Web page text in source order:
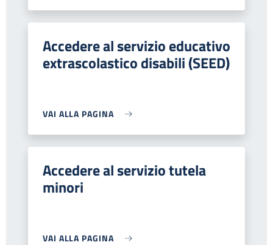
Accedere al servizio educativo
extrascolastico disabili (SEED)
VAI ALLA PAGINA
Accedere al servizio tutela
minori
VAI ALLA PAGINA